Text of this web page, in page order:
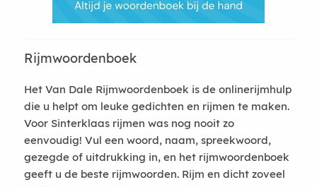
Rijmwoordenboek
Het Van Dale Rijmwoordenboek is de onlinerijmhulp
die u helpt om leuke gedichten en rijmen te maken.
Voor Sinterklaas rijmen was nog nooit zo
eenvoudig! Vul een woord, naam, spreekwoord,
gezegde of uitdrukking in, en het rijmwoordenboek
geeft u de beste rijmwoorden. Rijm en dicht zoveel